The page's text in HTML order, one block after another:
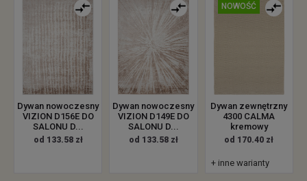
Dywan nowoczesny
VIZION D156E DO
SALONU D...
od 133.58 zł
Dywan nowoczesny
VIZION D149E DO
SALONU D...
od 133.58 zł
NOWOŚĆ
Dywan zewnętrzny
4300 CALMA
kremowy
od 170.40 zł
+ inne warianty